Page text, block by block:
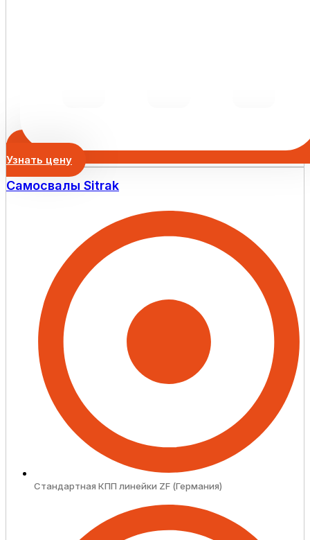
Узнать цену
Самосвалы Sitrak
Стандартная КПП линейки ZF (Германия)